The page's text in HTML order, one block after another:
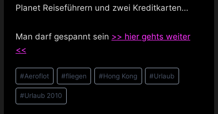
Planet Reiseführern und zwei Kreditkarten…
Man darf gespannt sein >> hier gehts weiter
<<
Schlagworte:
#Aeroflot #fliegen #Hong Kong #Urlaub
#Urlaub 2010